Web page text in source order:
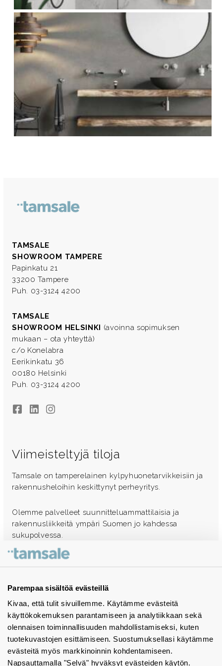
Parempaa sisältöä evästeillä
Kivaa, että tulit sivuillemme. Käytämme evästeitä
käyttökokemuksen parantamiseen ja analytiikkaan sekä
olennaisen toiminnallisuuden mahdollistamiseksi, kuten
tuotekuvastojen esittämiseen. Suostumuksellasi käytämme
evästeitä myös markkinoinnin kohdentamiseen.
Napsauttamalla "Selvä" hyväksyt evästeiden käytön.
TAMSALE
SHOWROOM TAMPERE
Papinkatu 21
33200 Tampere
Puh. 03-3124 4200
TAMSALE
SHOWROOM HELSINKI (avoinna sopimuksen
mukaan – ota yhteyttä)
c/o Konelabra
Eerikinkatu 36
00180 Helsinki
Puh. 03-3124 4200
FacebookLinkedInInstagram
Viimeisteltyjä tiloja
Tamsale on tamperelainen kylpyhuonetarvikkeisiin ja
rakennusheloihin keskittynyt perheyritys.
Olemme palvelleet suunnitteluammattilaisia ja
rakennusliikkeitä ympäri Suomen jo kahdessa
sukupolvessa.
Ota yhteyttä - autamme mielellämme
Tuotekuvastot
Instagram
BIM-objektit
Yhteystiedot